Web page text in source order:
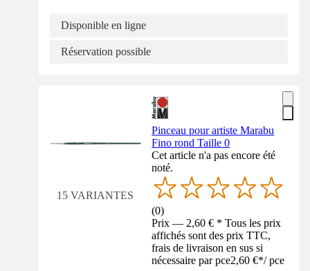
Disponible en ligne
Réservation possible
15 VARIANTES
Pinceau pour artiste Marabu
Fino rond Taille 0
Cet article n'a pas encore été
noté.
(0)
Prix — 2,60 € * Tous les prix
affichés sont des prix TTC,
frais de livraison en sus si
nécessaire par pce2,60 €*/ pce